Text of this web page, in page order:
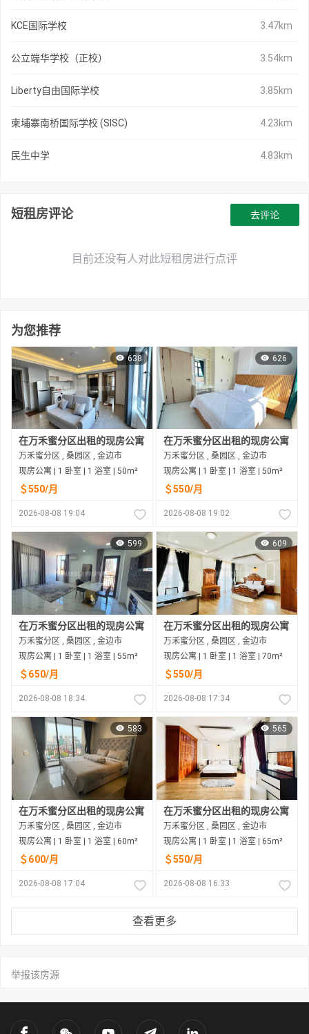
KCE国际学校 3.47km
公立端华学校（正校） 3.54km
Liberty自由国际学校 3.85km
柬埔寨南桥国际学校 (SISC) 4.23km
民生中学 4.83km
短租房评论
目前还没有人对此短租房进行点评
去评论
为您推荐
638
在万禾蜜分区出租的现房公寓
万禾蜜分区 , 桑园区 , 金边市
现房公寓 | 1 卧室 | 1 浴室 | 50m²
＄550/月
2026-08-08 19:04
626
在万禾蜜分区出租的现房公寓
万禾蜜分区 , 桑园区 , 金边市
现房公寓 | 1 卧室 | 1 浴室 | 50m²
＄550/月
2026-08-08 19:02
599
在万禾蜜分区出租的现房公寓
万禾蜜分区 , 桑园区 , 金边市
现房公寓 | 1 卧室 | 1 浴室 | 55m²
＄650/月
2026-08-08 18:34
609
在万禾蜜分区出租的现房公寓
万禾蜜分区 , 桑园区 , 金边市
现房公寓 | 1 卧室 | 1 浴室 | 70m²
＄550/月
2026-08-08 17:34
583
在万禾蜜分区出租的现房公寓
万禾蜜分区 , 桑园区 , 金边市
现房公寓 | 1 卧室 | 1 浴室 | 60m²
＄600/月
2026-08-08 17:04
565
在万禾蜜分区出租的现房公寓
万禾蜜分区 , 桑园区 , 金边市
现房公寓 | 1 卧室 | 1 浴室 | 65m²
＄550/月
2026-08-08 16:33
查看更多
举报该房源